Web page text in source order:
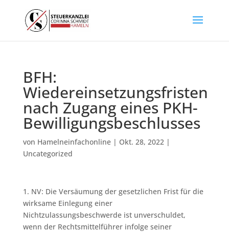
BFH:
Wiedereinsetzungsfristen
nach Zugang eines PKH-
Bewilligungsbeschlusses
von Hamelneinfachonline| Okt. 28, 2022|
Uncategorized
1. NV: Die Versäumung der gesetzlichen Frist für die
wirksame Einlegung einer
Nichtzulassungsbeschwerde ist unverschuldet,
wenn der Rechtsmittelführer infolge seiner